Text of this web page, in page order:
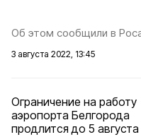
Об этом сообщили в
3 августа 2022, 13:45
Ограничение на работу
аэропорта Белгорода
продлится до 5 августа